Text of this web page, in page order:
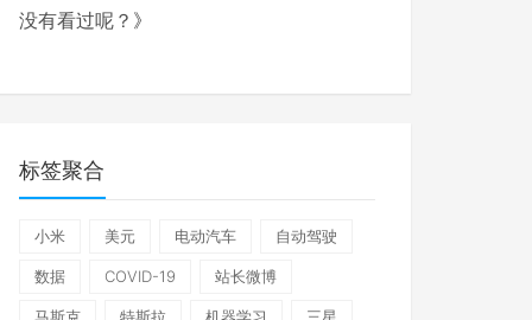
没有看过呢？ 》
标签聚合
小米 美元 电动汽车 自动驾驶
数据 COVID-19 站长微博